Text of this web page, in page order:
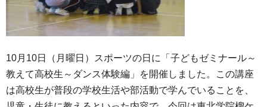
10月10日（月曜日）スポーツの日に「子どもゼミナール～
教えて高校生～ダンス体験編」を開催しました。この講座
は高校生が普段の学校生活や部活動で学んでいることを、